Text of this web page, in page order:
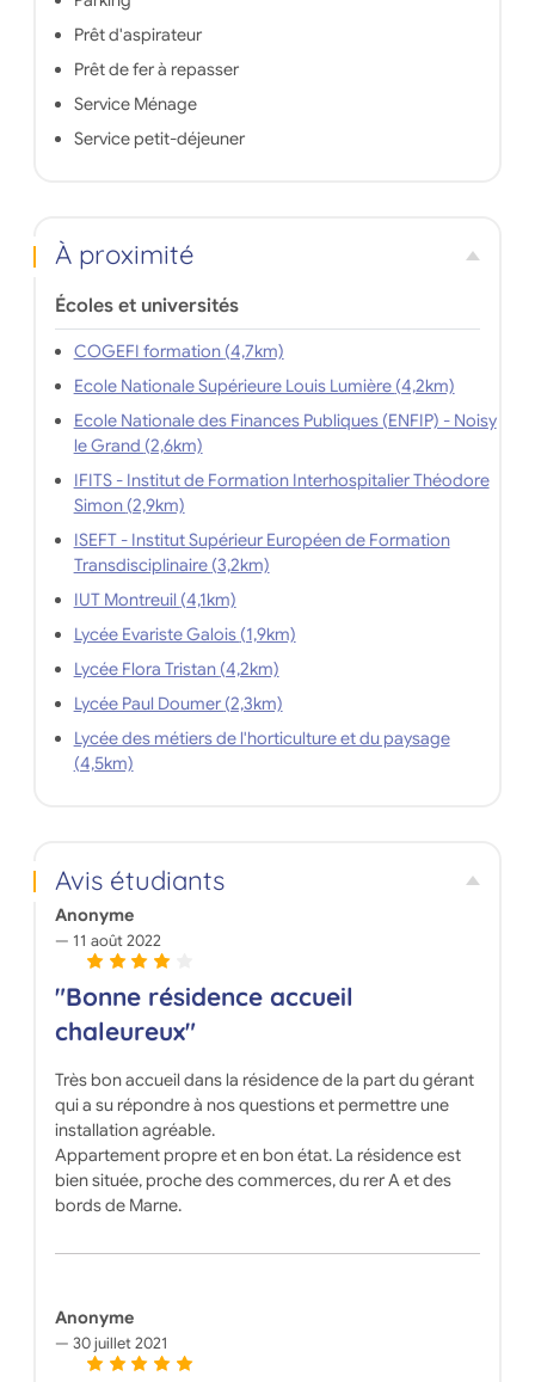
Prêt d'aspirateur
Prêt de fer à repasser
Service Ménage
Service petit-déjeuner
À proximité
Écoles et universités
COGEFI formation (4,7km)
Ecole Nationale Supérieure Louis Lumière (4,2km)
Ecole Nationale des Finances Publiques (ENFIP) - Noisy
le Grand (2,6km)
IFITS - Institut de Formation Interhospitalier Théodore
Simon (2,9km)
ISEFT - Institut Supérieur Européen de Formation
Transdisciplinaire (3,2km)
IUT Montreuil (4,1km)
Lycée Evariste Galois (1,9km)
Lycée Flora Tristan (4,2km)
Lycée Paul Doumer (2,3km)
Lycée des métiers de l'horticulture et du paysage
(4,5km)
Avis étudiants
Anonyme
11 août 2022
"Bonne résidence accueil
chaleureux"
Très bon accueil dans la résidence de la part du gérant
qui a su répondre à nos questions et permettre une
installation agréable.
Appartement propre et en bon état. La résidence est
bien située, proche des commerces, du rer A et des
bords de Marne.
Anonyme
30 juillet 2021